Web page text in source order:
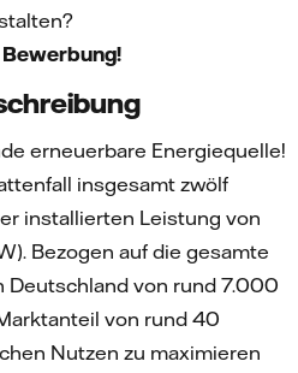
erneuerbare Energiequelle!
insgesamt zwölf
installierten Leistung von
Bezogen auf die gesamte
Deutschland von rund 7.000
von rund 40
Nutzen zu maximieren